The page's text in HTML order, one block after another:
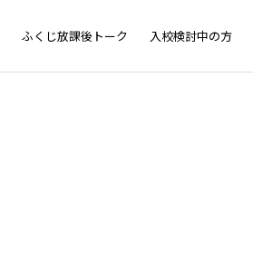
ふくじ放課後トーク 入校検討中の方